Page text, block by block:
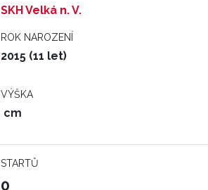
SKH Velká n. V.
ROK NAROZENÍ
2015 (11 let)
VÝŠKA
cm
STARTŮ
0